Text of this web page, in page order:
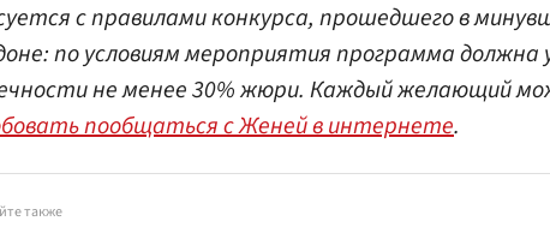
с правилами конкурса, прошедшего в
по условиям мероприятия программа должна
не менее 30% жюри. Каждый желающий
пообщаться с Женей в интернете.
также